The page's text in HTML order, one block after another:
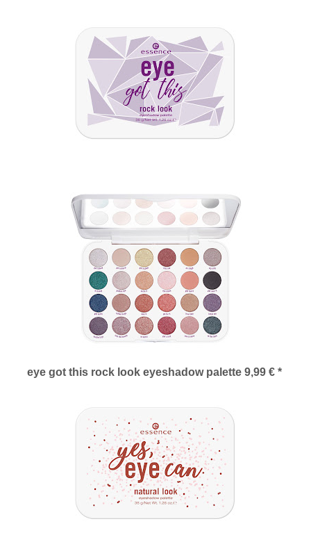
eye got this rock look eyeshadow palette 9,99 € *